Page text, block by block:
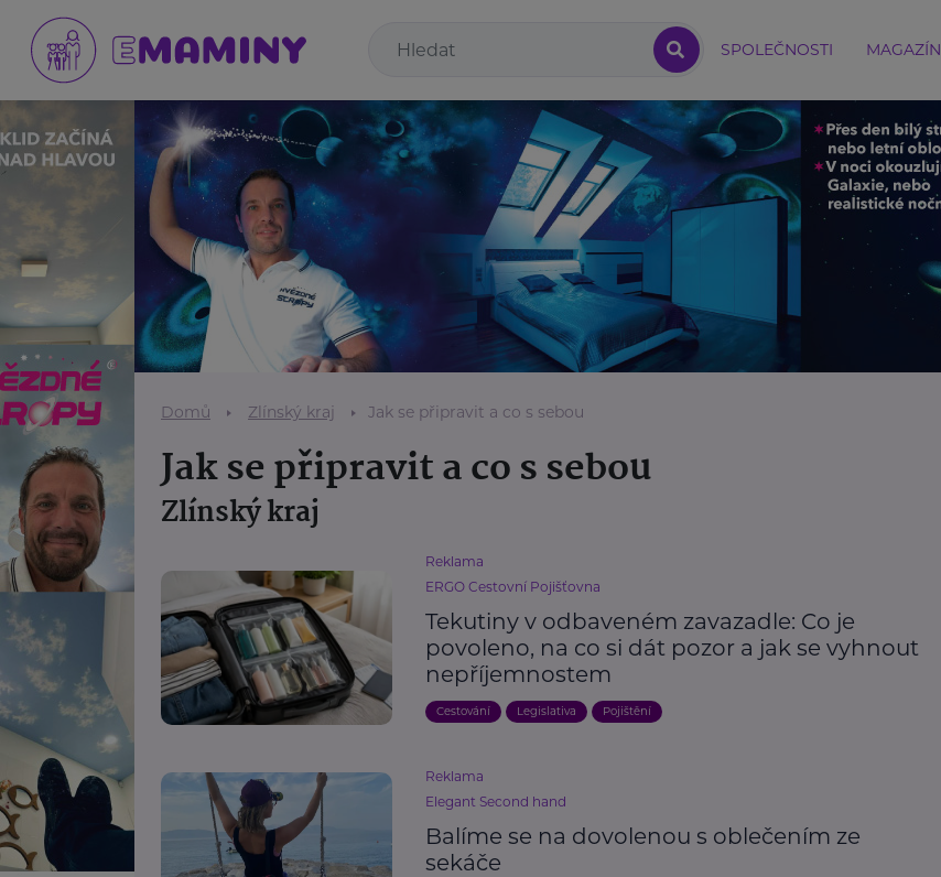
SPOLEČNOSTI MAGAZÍN
Domů Zlínský kraj Jak se připravit a co s sebou
Jak se připravit a co s sebou
Zlínský kraj
Reklama
ERGO Cestovní Pojišťovna
Tekutiny v odbaveném zavazadle: Co je
povoleno, na co si dát pozor a jak se vyhnout
nepříjemnostem
Cestování Legislativa Pojištění
Reklama
Elegant Second hand
Balíme se na dovolenou s oblečením ze
sekáče